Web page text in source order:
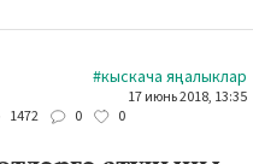
#кыскача яңалыклар
17 июнь 2018, 13:35
1472
0 0